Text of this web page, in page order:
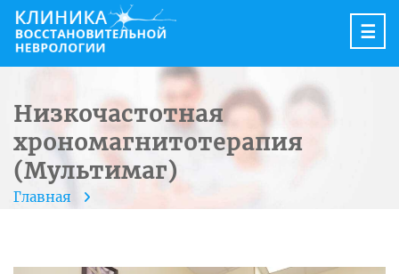
☰
Низкочастотная
хрономагнитотерапия
(Мультимаг)
Главная